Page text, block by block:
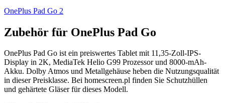
OnePlus Pad Go 2
Zubehör für OnePlus Pad Go
OnePlus Pad Go ist ein preiswertes Tablet mit 11,35-Zoll-IPS-
Display in 2K, MediaTek Helio G99 Prozessor und 8000-mAh-
Akku. Dolby Atmos und Metallgehäuse heben die Nutzungsqualität
in dieser Preisklasse. Bei homescreen.pl finden Sie Schutzhüllen
und gehärtete Gläser für dieses Modell.